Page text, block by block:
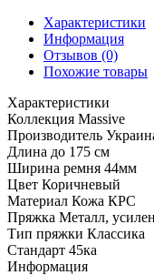
Характеристики
Информация
Отзывов (0)
Похожие товары
Характеристики
Коллекция Massive
Производитель
Длина до 175 см
Ширина ремня 44мм
Цвет Коричневый
Материал Кожа КРС
Пряжка Металл,
Тип пряжки Классика
Стандарт 45ка
Информация